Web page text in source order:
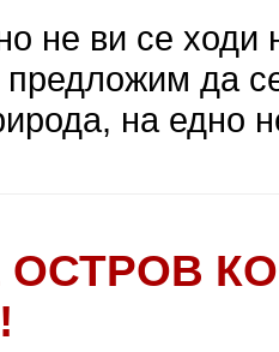
не ви се
да
на едно
ОСТРОВ